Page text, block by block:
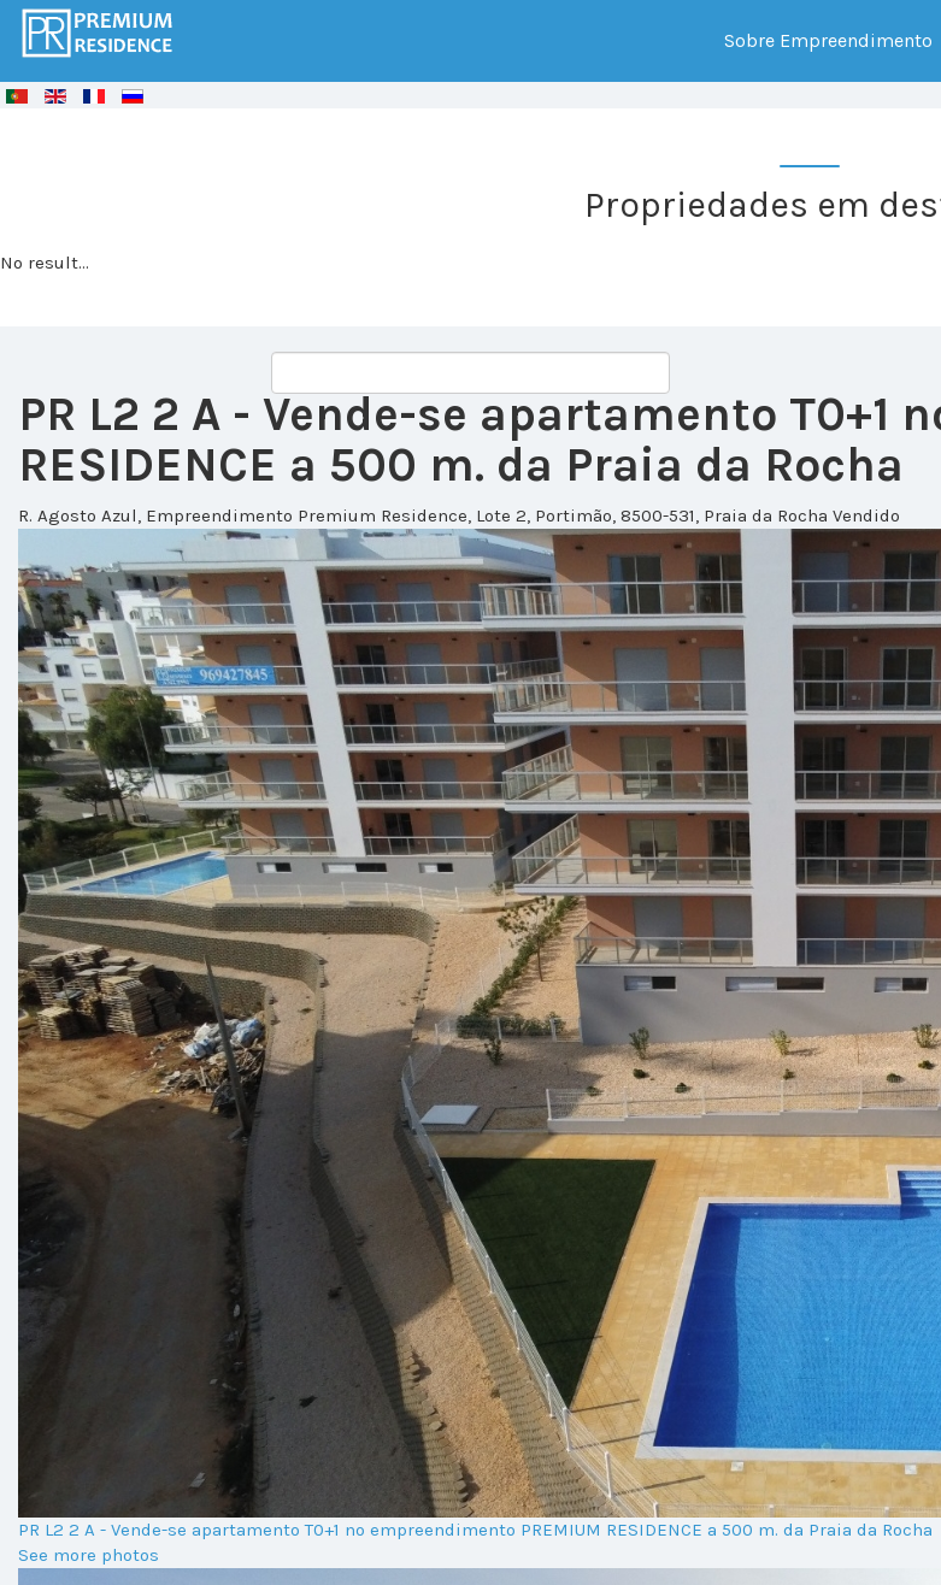
Sobre Empreendimento
© FreeJoomla! 3 Modules
Propriedades em
No result...
PR L2 2 A - Vende-se apartamento T0+1
RESIDENCE a 500 m. da Praia da Rocha
R. Agosto Azul, Empreendimento Premium Residence, Lote 2, Portimão, 8500-531, Praia da Rocha Vendido
PR L2 2 A - Vende-se apartamento T0+1 no empreendimento PREMIUM RESIDENCE a 500 m. da Praia da Rocha
See more photos